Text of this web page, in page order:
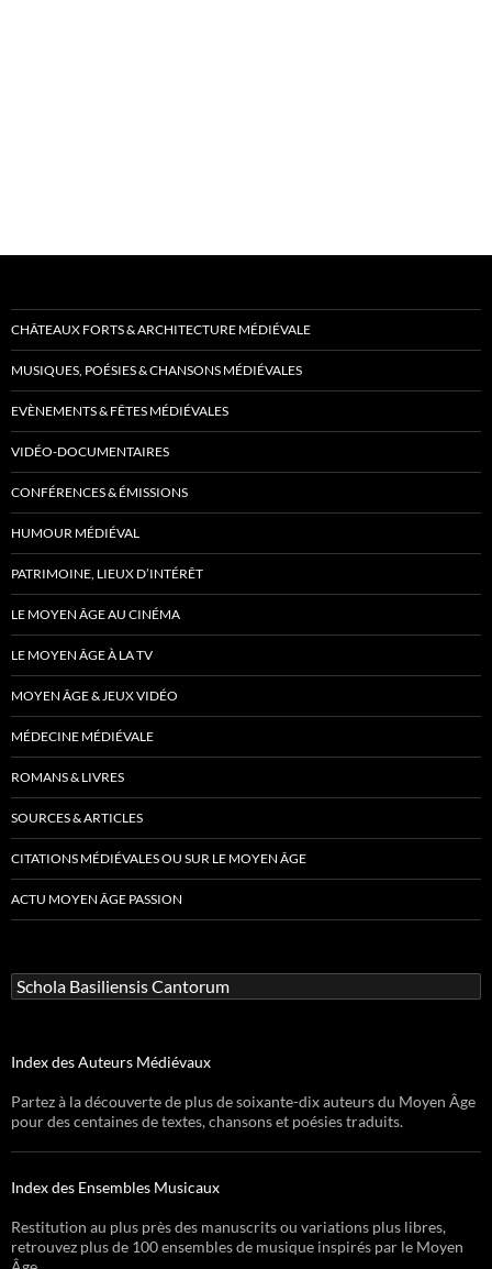
CHÂTEAUX FORTS & ARCHITECTURE MÉDIÉVALE
MUSIQUES, POÉSIES & CHANSONS MÉDIÉVALES
EVÈNEMENTS & FÊTES MÉDIÉVALES
VIDÉO-DOCUMENTAIRES
CONFÉRENCES & ÉMISSIONS
HUMOUR MÉDIÉVAL
PATRIMOINE, LIEUX D’INTÉRÊT
LE MOYEN ÂGE AU CINÉMA
LE MOYEN ÂGE À LA TV
MOYEN ÂGE & JEUX VIDÉO
MÉDECINE MÉDIÉVALE
ROMANS & LIVRES
SOURCES & ARTICLES
CITATIONS MÉDIÉVALES OU SUR LE MOYEN ÂGE
ACTU MOYEN ÂGE PASSION
Rechercher :
Index des Auteurs Médiévaux
Partez à la découverte de plus de soixante-dix auteurs du Moyen Âge
pour des centaines de textes, chansons et poésies traduits.
Index des Ensembles Musicaux
Restitution au plus près des manuscrits ou variations plus libres,
retrouvez plus de 100 ensembles de musique inspirés par le Moyen